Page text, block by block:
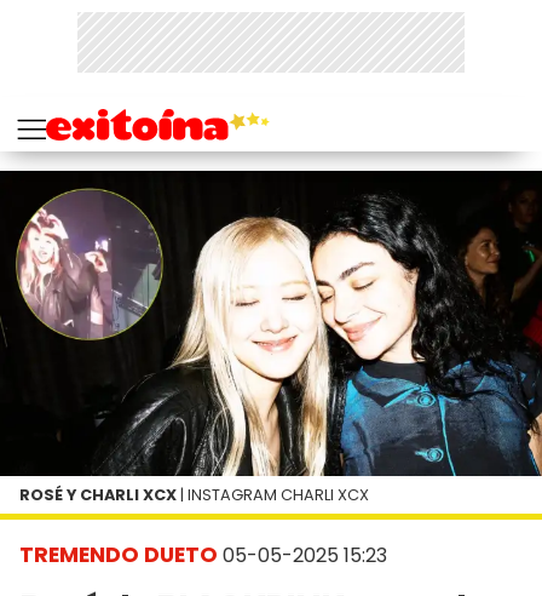
TREMENDO DUETO 05-05-2025 15:23
ROSÉ Y CHARLI XCX | INSTAGRAM CHARLI XCX